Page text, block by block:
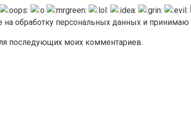
на обработку персональных данных и принимаю
последующих моих комментариев.